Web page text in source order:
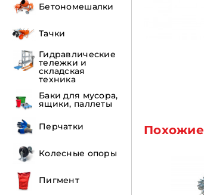
Бетономешалки
Тачки
Гидравлические
тележки и
складская
техника
Баки для мусора,
ящики, паллеты
Перчатки
Колесные опоры
Пигмент
Похожие